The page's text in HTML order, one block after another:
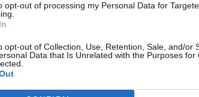
opt-out of processing my Personal Data for
opt-out of Collection, Use, Retention, Sale, and/or
Data that Is Unrelated with the Purposes for
τη μέθοδο της απασχόλησης
και Σελινίτσας Γυθείου
χρηματικά.
του Αστυνομικού Τμήματος
ενώ από την αστυνομική έρευνα,